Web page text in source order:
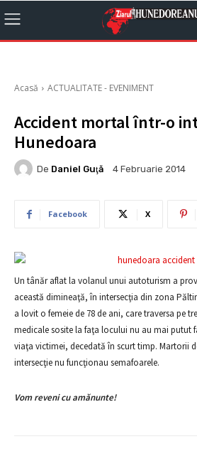
Acasă ACTUALITATE - EVENIMENT
Accident mortal într-o
Hunedoara
De Daniel Guţă 4 Februarie 2014
Facebook X
Un tânăr aflat la volanul unui autoturism a
această dimineaţă, în intersecţia din zona
a lovit o femeie de 78 de ani, care traversa pe
medicale sosite la faţa locului nu au mai putut
viaţa victimei, decedată în scurt timp. Martorii
intersecţie nu funcţionau semafoarele.
Vom reveni cu amănunte!